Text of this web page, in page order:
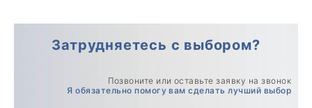
Затрудняетесь с выбором?
Позвоните или оставьте заявку на звонок
Я обязательно помогу вам сделать лучший выбор